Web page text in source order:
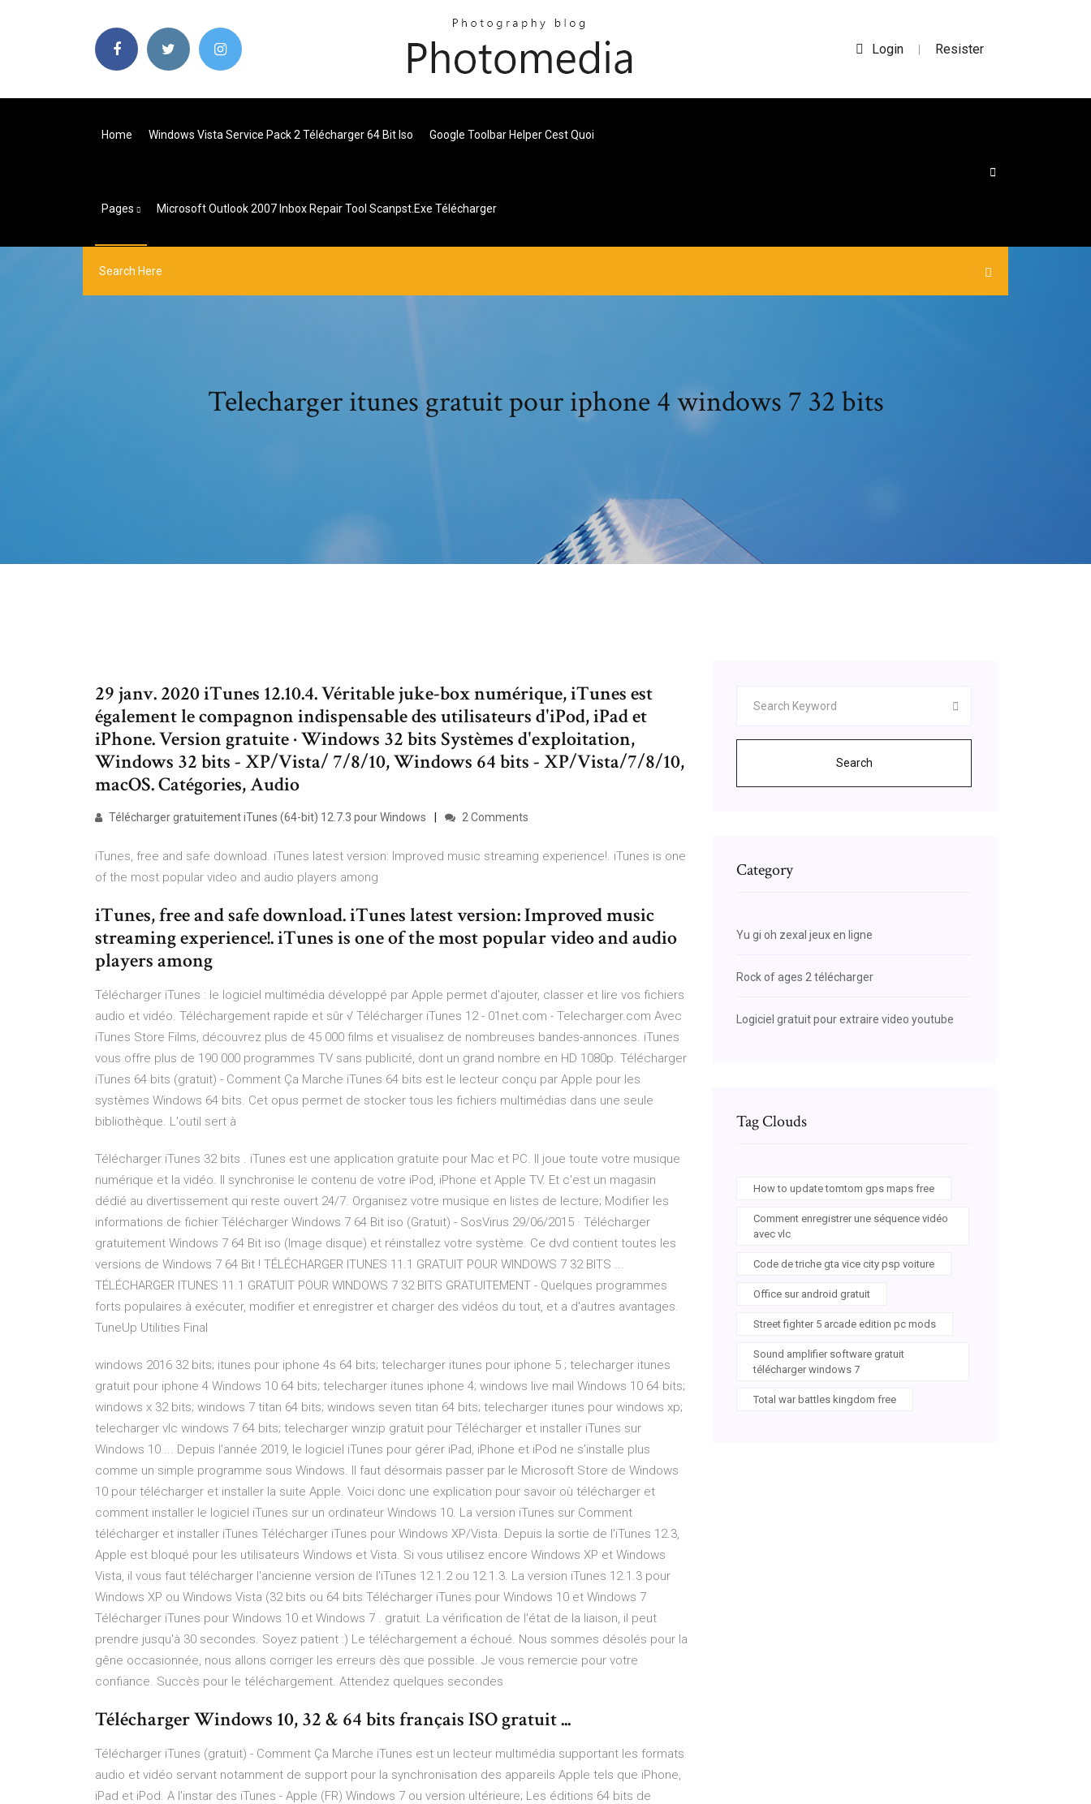
Login | Resister
Home Windows Vista Service Pack 2 Télécharger 64 Bit Iso Google Toolbar Helper Cest Quoi
Pages Microsoft Outlook 2007 Inbox Repair Tool Scanpst.exe Télécharger
Telecharger itunes gratuit pour iphone 4 windows 7 32 bits
29 janv. 2020 iTunes 12.10.4. Véritable juke-box numérique, iTunes est
également le compagnon indispensable des utilisateurs d'iPod, iPad et
iPhone. Version gratuite · Windows 32 bits Systèmes d'exploitation,
Windows 32 bits - XP/Vista/ 7/8/10, Windows 64 bits - XP/Vista/7/8/10,
macOS. Catégories, Audio
Télécharger gratuitement iTunes (64-bit) 12.7.3 pour Windows 2 Comments
iTunes, free and safe download. iTunes latest version: Improved music streaming experience!. iTunes is one
of the most popular video and audio players among
iTunes, free and safe download. iTunes latest version: Improved music
streaming experience!. iTunes is one of the most popular video and audio
players among
Télécharger iTunes : le logiciel multimédia développé par Apple permet d'ajouter, classer et lire vos fichiers
audio et vidéo. Téléchargement rapide et sûr √ Télécharger iTunes 12 - 01net.com - Telecharger.com Avec
iTunes Store Films, découvrez plus de 45 000 films et visualisez de nombreuses bandes-annonces. iTunes
vous offre plus de 190 000 programmes TV sans publicité, dont un grand nombre en HD 1080p. Télécharger
iTunes 64 bits (gratuit) - Comment Ça Marche iTunes 64 bits est le lecteur conçu par Apple pour les
systèmes Windows 64 bits. Cet opus permet de stocker tous les fichiers multimédias dans une seule
bibliothèque. L'outil sert à
Télécharger iTunes 32 bits . iTunes est une application gratuite pour Mac et PC. Il joue toute votre musique
numérique et la vidéo. Il synchronise le contenu de votre iPod, iPhone et Apple TV. Et c'est un magasin
dédié au divertissement qui reste ouvert 24/7. Organisez votre musique en listes de lecture; Modifier les
informations de fichier Télécharger Windows 7 64 Bit iso (Gratuit) - SosVirus 29/06/2015 · Télécharger
gratuitement Windows 7 64 Bit iso (Image disque) et réinstallez votre système. Ce dvd contient toutes les
versions de Windows 7 64 Bit ! TÉLÉCHARGER ITUNES 11.1 GRATUIT POUR WINDOWS 7 32 BITS ...
TÉLÉCHARGER ITUNES 11.1 GRATUIT POUR WINDOWS 7 32 BITS GRATUITEMENT - Quelques programmes
forts populaires à exécuter, modifier et enregistrer et charger des vidéos du tout, et a d'autres avantages.
TuneUp Utilities Final
windows 2016 32 bits; itunes pour iphone 4s 64 bits; telecharger itunes pour iphone 5 ; telecharger itunes
gratuit pour iphone 4 Windows 10 64 bits; telecharger itunes iphone 4; windows live mail Windows 10 64 bits;
windows x 32 bits; windows 7 titan 64 bits; windows seven titan 64 bits; telecharger itunes pour windows xp;
telecharger vlc windows 7 64 bits; telecharger winzip gratuit pour Télécharger et installer iTunes sur
Windows 10 ... Depuis l’année 2019, le logiciel iTunes pour gérer iPad, iPhone et iPod ne s’installe plus
comme un simple programme sous Windows. Il faut désormais passer par le Microsoft Store de Windows
10 pour télécharger et installer la suite Apple. Voici donc une explication pour savoir où télécharger et
comment installer le logiciel iTunes sur un ordinateur Windows 10. La version iTunes sur Comment
télécharger et installer iTunes Télécharger iTunes pour Windows XP/Vista. Depuis la sortie de l'iTunes 12.3,
Apple est bloqué pour les utilisateurs Windows et Vista. Si vous utilisez encore Windows XP et Windows
Vista, il vous faut télécharger l'ancienne version de l'iTunes 12.1.2 ou 12.1.3. La version iTunes 12.1.3 pour
Windows XP ou Windows Vista (32 bits ou 64 bits Télécharger iTunes pour Windows 10 et Windows 7
Télécharger iTunes pour Windows 10 et Windows 7 . gratuit. La vérification de l'état de la liaison, il peut
prendre jusqu'à 30 secondes. Soyez patient :) Le téléchargement a échoué. Nous sommes désolés pour la
gêne occasionnée, nous allons corriger les erreurs dès que possible. Je vous remercie pour votre
confiance. Succès pour le téléchargement. Attendez quelques secondes
Télécharger Windows 10, 32 & 64 bits français ISO gratuit ...
Télécharger iTunes (gratuit) - Comment Ça Marche iTunes est un lecteur multimédia supportant les formats
audio et vidéo servant notamment de support pour la synchronisation des appareils Apple tels que iPhone,
iPad et iPod. A l'instar des iTunes - Apple (FR) Windows 7 ou version ultérieure; Les éditions 64 bits de
Search
Category
Yu gi oh zexal jeux en ligne
Rock of ages 2 télécharger
Logiciel gratuit pour extraire video youtube
Tag Clouds
How to update tomtom gps maps free
Comment enregistrer une séquence vidéo
avec vlc
Code de triche gta vice city psp voiture
Office sur android gratuit
Street fighter 5 arcade edition pc mods
Sound amplifier software gratuit
télécharger windows 7
Total war battles kingdom free